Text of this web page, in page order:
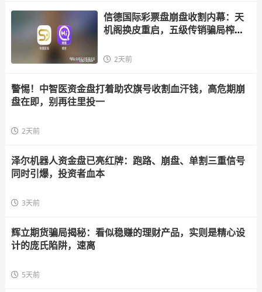
信德国际彩票盘崩盘收割内幕：天
机阁换皮重启，五级传销骗局榨干
2天前
警惕！中智医资金盘打着助农旗号收割血汗钱，高危期崩
盘在即，别再往里投一
2天前
泽尔机器人资金盘已亮红牌：跑路、崩盘、单割三重信号
同时引爆，投资者血本
3天前
辉立期货骗局揭秘：看似稳赚的理财产品，实则是精心设
计的庞氏陷阱，速离
5天前